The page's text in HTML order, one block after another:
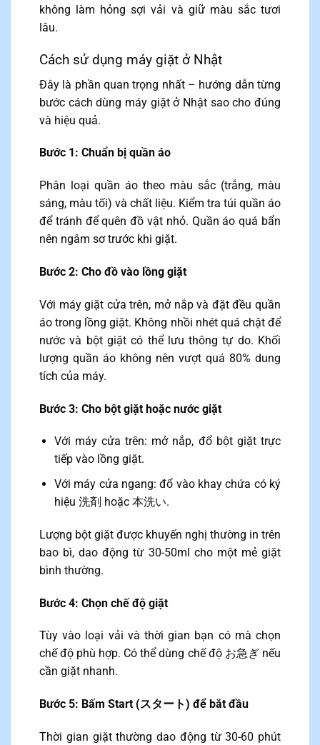
không làm hỏng sợi vải và giữ màu sắc tươi
lâu.
Cách sử dụng máy giặt ở Nhật
Đây là phần quan trọng nhất – hướng dẫn từng
bước cách dùng máy giặt ở Nhật sao cho đúng
và hiệu quả.
Bước 1: Chuẩn bị quần áo
Phân loại quần áo theo màu sắc (trắng, màu
sáng, màu tối) và chất liệu. Kiểm tra túi quần áo
để tránh để quên đồ vật nhỏ. Quần áo quá bẩn
nên ngâm sơ trước khi giặt.
Bước 2: Cho đồ vào lồng giặt
Với máy giặt cửa trên, mở nắp và đặt đều quần
áo trong lồng giặt. Không nhồi nhét quá chật để
nước và bột giặt có thể lưu thông tự do. Khối
lượng quần áo không nên vượt quá 80% dung
tích của máy.
Bước 3: Cho bột giặt hoặc nước giặt
Với máy cửa trên: mở nắp, đổ bột giặt trực
tiếp vào lồng giặt.
Với máy cửa ngang: đổ vào khay chứa có ký
hiệu 洗剤 hoặc 本洗い.
Lượng bột giặt được khuyến nghị thường in trên
bao bì, dao động từ 30-50ml cho một mẻ giặt
bình thường.
Bước 4: Chọn chế độ giặt
Tùy vào loại vải và thời gian bạn có mà chọn
chế độ phù hợp. Có thể dùng chế độ お急ぎ nếu
cần giặt nhanh.
Bước 5: Bấm Start (スタート) để bắt đầu
Thời gian giặt thường dao động từ 30-60 phút